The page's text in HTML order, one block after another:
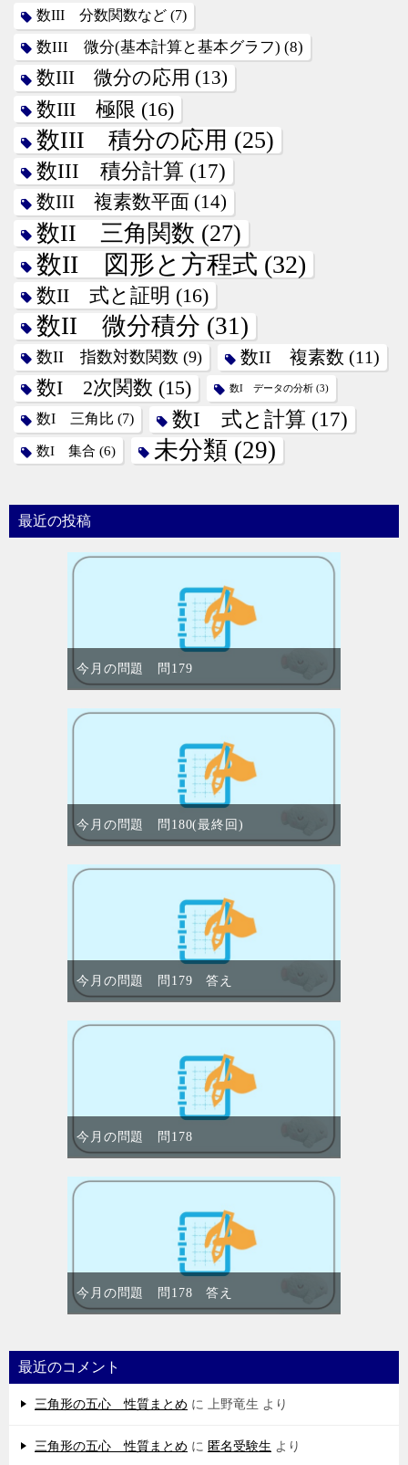
数III 分数関数など (7)
数III 微分(基本計算と基本グラフ) (8)
数III 微分の応用 (13)
数III 極限 (16)
数III 積分の応用 (25)
数III 積分計算 (17)
数III 複素数平面 (14)
数II 三角関数 (27)
数II 図形と方程式 (32)
数II 式と証明 (16)
数II 微分積分 (31)
数II 指数対数関数 (9) 数II 複素数 (11)
数I 2次関数 (15) 数I データの分析 (3)
数I 三角比 (7) 数I 式と計算 (17)
数I 集合 (6) 未分類 (29)
最近の投稿
今月の問題 問179
今月の問題 問180(最終回)
今月の問題 問179 答え
今月の問題 問178
今月の問題 問178 答え
最近のコメント
三角形の五心 性質まとめ に 上野竜生 より
三角形の五心 性質まとめ に 匿名受験生 より